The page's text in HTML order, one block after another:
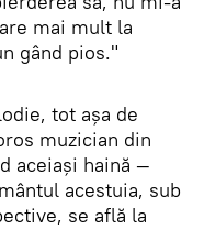
mai mult la
gând pios."
tot aşa de
muzician din
aceiaşi haină —
acestuia, sub
se află la